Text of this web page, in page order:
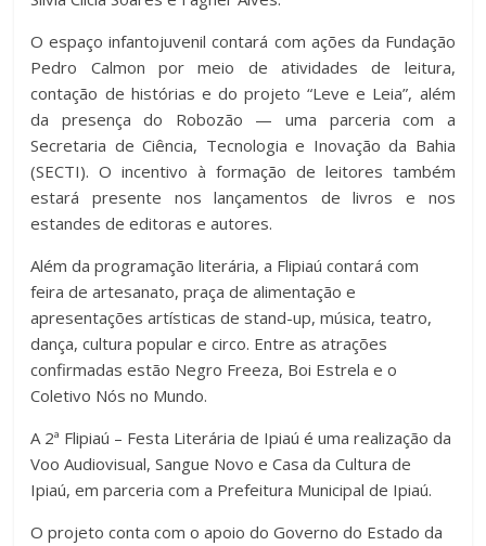
O espaço infantojuvenil contará com ações da Fundação
Pedro Calmon por meio de atividades de leitura,
contação de histórias e do projeto “Leve e Leia”, além
da presença do Robozão — uma parceria com a
Secretaria de Ciência, Tecnologia e Inovação da Bahia
(SECTI). O incentivo à formação de leitores também
estará presente nos lançamentos de livros e nos
estandes de editoras e autores.
Além da programação literária, a Flipiaú contará com
feira de artesanato, praça de alimentação e
apresentações artísticas de stand-up, música, teatro,
dança, cultura popular e circo. Entre as atrações
confirmadas estão Negro Freeza, Boi Estrela e o
Coletivo Nós no Mundo.
A 2ª Flipiaú – Festa Literária de Ipiaú é uma realização da
Voo Audiovisual, Sangue Novo e Casa da Cultura de
Ipiaú, em parceria com a Prefeitura Municipal de Ipiaú.
O projeto conta com o apoio do Governo do Estado da